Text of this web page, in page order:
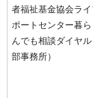
者福祉基金協会ラ
ポートセンター暮ら
んでも相談ダイヤ
部事務所）